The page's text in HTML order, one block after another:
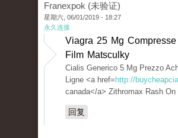
Franexpok (未验证)
星期六, 06/01/2019 - 18:27
永久连接
Viagra 25 Mg
Film Matsculky
Cialis Generico 5 Mg Prezzo
Ligne <a href= http://
canada</a> Zithromax Rash On
回复